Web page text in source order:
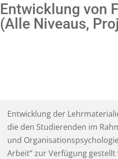
Entwicklung von
(Alle Niveaus,
Entwicklung der
die den Studierenden im
und
Arbeit“ zur Verfügung gestellt